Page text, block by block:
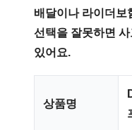
배달이나 라이더보
선택을 잘못하면
있어요.
상품명